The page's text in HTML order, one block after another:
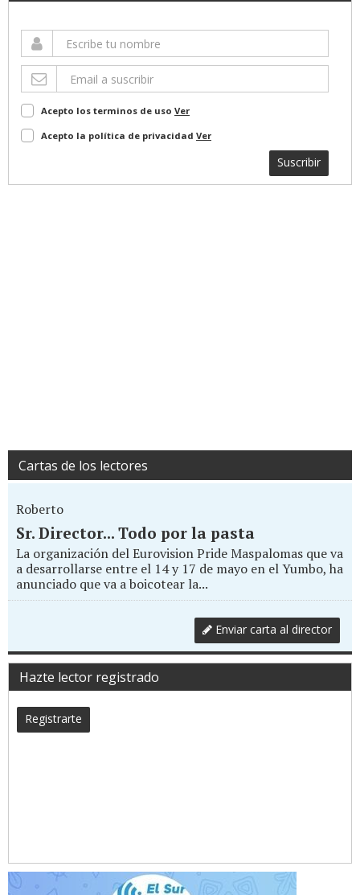
Acepto los terminos de uso Ver
Acepto la política de privacidad Ver
Suscribir
Cartas de los lectores
Roberto
Sr. Director... Todo por la pasta
La organización del Eurovision Pride Maspalomas que va
a desarrollarse entre el 14 y 17 de mayo en el Yumbo, ha
anunciado que va a boicotear la...
Enviar carta al director
Hazte lector registrado
Registrarte